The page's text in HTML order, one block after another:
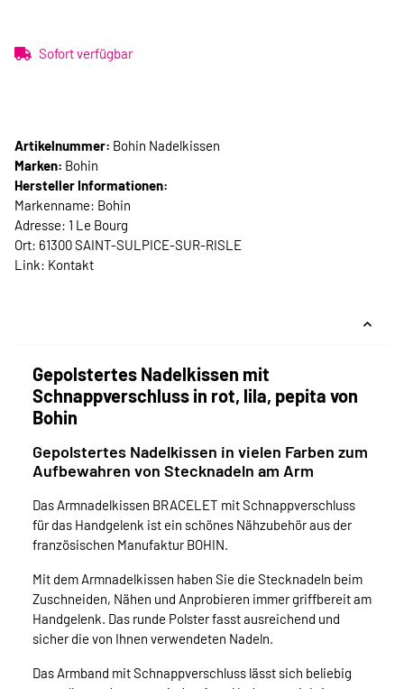
Sofort verfügbar
Artikelnummer: Bohin Nadelkissen
Marken: Bohin
Hersteller Informationen:
Markenname: Bohin
Adresse: 1 Le Bourg
Ort: 61300 SAINT-SULPICE-SUR-RISLE
Link: Kontakt
Gepolstertes Nadelkissen mit
Schnappverschluss in rot, lila, pepita von
Bohin
Gepolstertes Nadelkissen in vielen Farben zum
Aufbewahren von Stecknadeln am Arm
Das Armnadelkissen BRACELET mit Schnappverschluss
für das Handgelenk ist ein schönes Nähzubehör aus der
französischen Manufaktur BOHIN.
Mit dem Armnadelkissen haben Sie die Stecknadeln beim
Zuschneiden, Nähen und Anprobieren immer griffbereit am
Handgelenk. Das runde Polster fasst ausreichend und
sicher die von Ihnen verwendeten Nadeln.
Das Armband mit Schnappverschluss lässt sich beliebig